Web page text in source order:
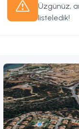
Üzgünüz,
listeledik!